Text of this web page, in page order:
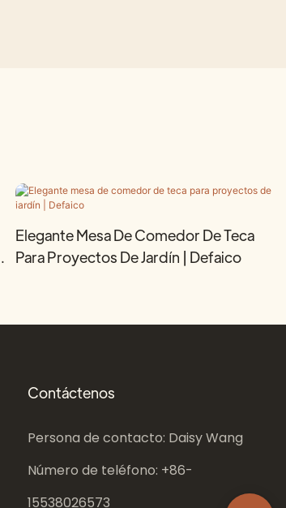
Elegante Mesa De Comedor De Teca
Para Proyectos De Jardín | Defaico
Contáctenos
Persona de contacto: Daisy Wang
Número de teléfono: +86-
15538026573